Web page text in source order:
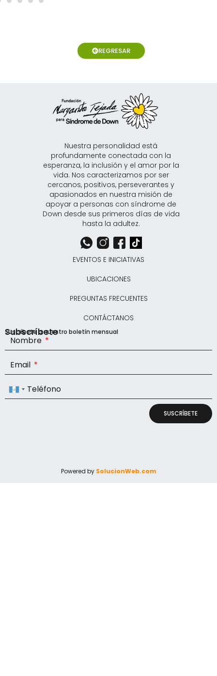
REGRESAR
Nuestra personalidad está
profundamente conectada con la
esperanza, la inclusión y el amor por la
vida. Nos caracterizamos por ser
cercanos, positivos, perseverantes y
apasionados en nuestra misión de
apoyar a personas con síndrome de
Down desde sus primeros días de vida
hasta la adultez.
EVENTOS E INICIATIVAS
UBICACIONES
PREGUNTAS FRECUENTES
CONTÁCTANOS
Subscríbete
Suscríbete a nuestro boletín mensual
Nombre
Email
Teléfono
Guatemala
SUSCRÍBETE
Powered by SolucionWeb.com